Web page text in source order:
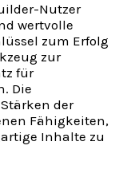
Nutzer
wertvolle
zum Erfolg
zur
für
Die
der
Fähigkeiten,
Inhalte zu